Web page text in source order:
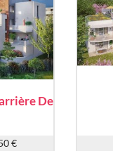
De
€